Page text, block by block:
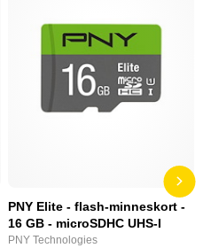
PNY Elite - flash-minneskort -
16 GB - microSDHC UHS-I
PNY Technologies